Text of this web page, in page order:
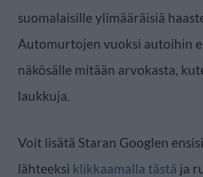
suomalaisille ylimääräisiä
Automurtojen vuoksi autoihin
näkösälle mitään arvokasta,
laukkuja.
Voit lisätä Staran Googlen
lähteeksi klikkaamalla tästä ja